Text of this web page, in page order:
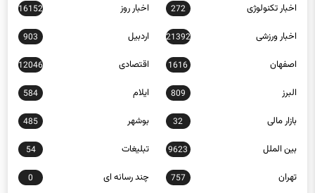
اخبار تکنولوژی 272 اخبار روز 16152
اخبار ورزشی 21392 اردبیل 903
اصفهان 1616 اقتصادی 12046
البرز 809 ایلام 584
بازار مالی 32 بوشهر 485
بین الملل 9623 تبلیغات 54
تهران 757 چند رسانه ای 0